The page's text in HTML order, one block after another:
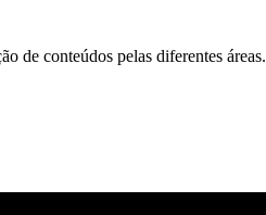
de conteúdos pelas diferentes áreas.